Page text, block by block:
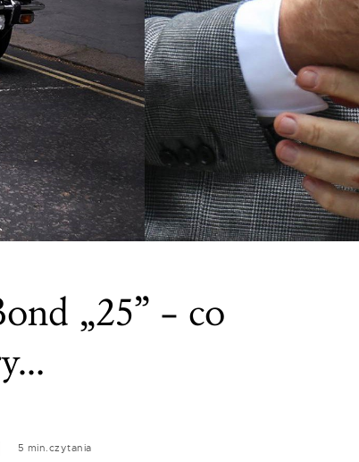
„25” – co
5 min.czytania